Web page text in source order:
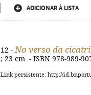
ADICIONAR À LISTA
12 - No verso da
; 23 cm. - ISBN 978-989-
Link persistente: http://